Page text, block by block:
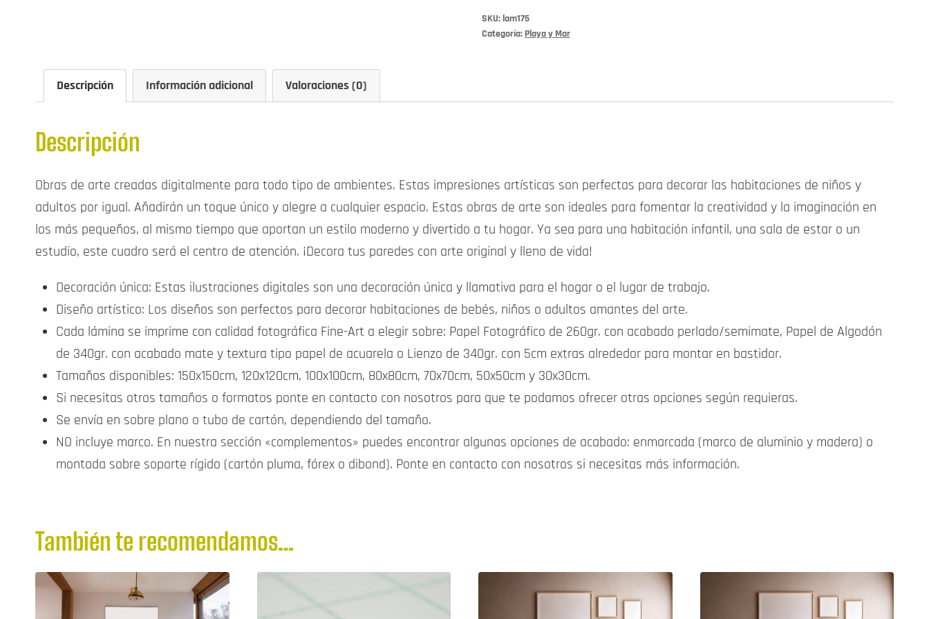
cantidad
SKU:lam175
Categoría: Playa y Mar
Descripción Información adicional Valoraciones (0)
Descripción
Obras de arte creadas digitalmente para todo tipo de ambientes. Estas impresiones artísticas son perfectas para decorar las habitaciones de niños y
adultos por igual. Añadirán un toque único y alegre a cualquier espacio. Estas obras de arte son ideales para fomentar la creatividad y la imaginación en
los más pequeños, al mismo tiempo que aportan un estilo moderno y divertido a tu hogar. Ya sea para una habitación infantil, una sala de estar o un
estudio, este cuadro será el centro de atención. ¡Decora tus paredes con arte original y lleno de vida!
Decoración única: Estas ilustraciones digitales son una decoración única y llamativa para el hogar o el lugar de trabajo.
Diseño artístico: Los diseños son perfectos para decorar habitaciones de bebés, niños o adultos amantes del arte.
Cada lámina se imprime con calidad fotográfica Fine-Art a elegir sobre: Papel Fotográfico de 260gr. con acabado perlado/semimate, Papel de Algodón
de 340gr. con acabado mate y textura tipo papel de acuarela o Lienzo de 340gr. con 5cm extras alrededor para montar en bastidor.
Tamaños disponibles: 150x150cm, 120x120cm, 100x100cm, 80x80cm, 70x70cm, 50x50cm y 30x30cm.
Si necesitas otros tamaños o formatos ponte en contacto con nosotros para que te podamos ofrecer otras opciones según requieras.
Se envía en sobre plano o tubo de cartón, dependiendo del tamaño.
NO incluye marco. En nuestra sección «complementos» puedes encontrar algunas opciones de acabado: enmarcada (marco de aluminio y madera) o
montada sobre soporte rígido (cartón pluma, fórex o dibond). Ponte en contacto con nosotros si necesitas más información.
También te recomendamos…